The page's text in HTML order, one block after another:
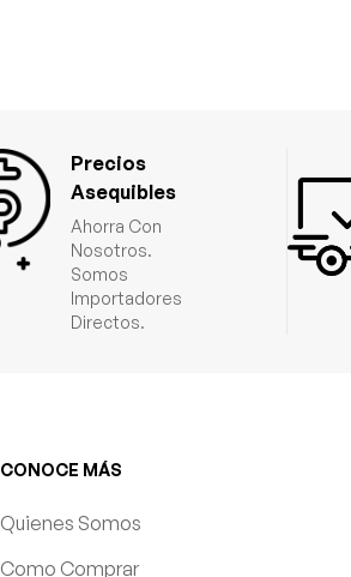
Precios
Asequibles
Ahorra Con
Nosotros.
Somos
Importadores
Directos.
CONOCE MÁS
Quienes Somos
Como Comprar